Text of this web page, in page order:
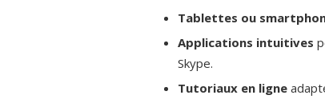
Tablettes ou
Applications intuitives
Skype.
Tutoriaux en ligne